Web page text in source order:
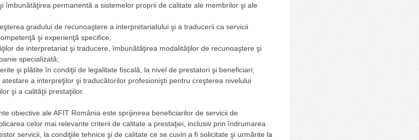
îmbunătăţirea permanentă a sistemelor proprii de calitate ale membrilor şi ale
gradului de recunoaştere a interpretariatului şi a traducerii ca servicii
şi experienţă specifice;
de interpretariat şi traducere, îmbunătăţirea modalităţilor de recunoaştere şi
specializată;
şi plătite în condiţii de legalitate fiscală, la nivel de prestatori şi beneficiari;
a interpreţilor şi traducătorilor profesionişti pentru creşterea nivelului
şi a calităţii prestaţiilor.
obiective ale AFIT România este sprijinirea beneficiarilor de servicii de
celor mai relevante criterii de calitate a prestaţiei, inclusiv prin îndrumarea
servicii, la condiţiile tehnice şi de calitate ce se cuvin a fi solicitate şi urmărite la